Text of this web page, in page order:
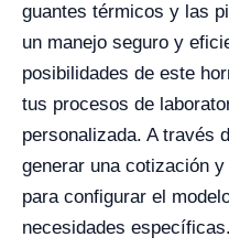
guantes térmicos y las
un manejo seguro y
posibilidades de este
tus procesos de
personalizada. A través
generar una cotización
para configurar el
necesidades específicas.